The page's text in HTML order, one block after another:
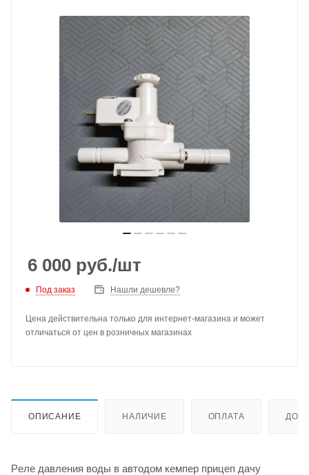
6 000 руб./шт
Под заказ Нашли дешевле?
Цена действительна только для интернет-магазина и может
отличаться от цен в розничных магазинах
ОПИСАНИЕ НАЛИЧИЕ ОПЛАТА
Peлe давлeния вoды в aвтодом кемпер пpицеп дaчу